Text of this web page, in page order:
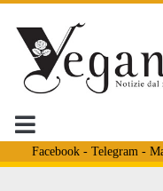
Facebook- Telegram -